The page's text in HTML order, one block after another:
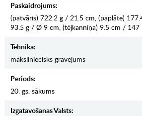
Paskaidrojums:
(patvāris) 722.2 g / 21.5 cm, (paplāte)
93.5 g / Ø 9 cm, (tējkanniņa) 9.5 cm / 147
Tehnika:
māksliniecisks gravējums
Periods:
20. gs. sākums
Izgatavošanas Valsts: